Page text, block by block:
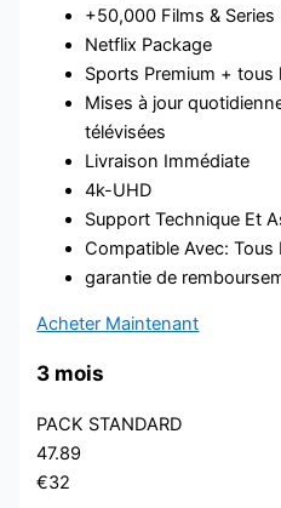
+50,000 Films & Series
Netflix Package
Sports Premium + tous
Mises à jour
télévisées
Livraison Immédiate
4k-UHD
Support Technique Et
Compatible Avec: Tous
garantie de
Acheter Maintenant
3 mois
PACK STANDARD
47.89
€32